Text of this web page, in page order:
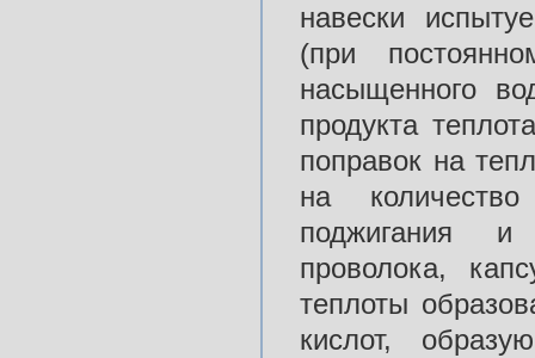
навески
(при
насыщенного
продукта
поправок на
на
поджигания и
проволока,
теплоты
кислот,